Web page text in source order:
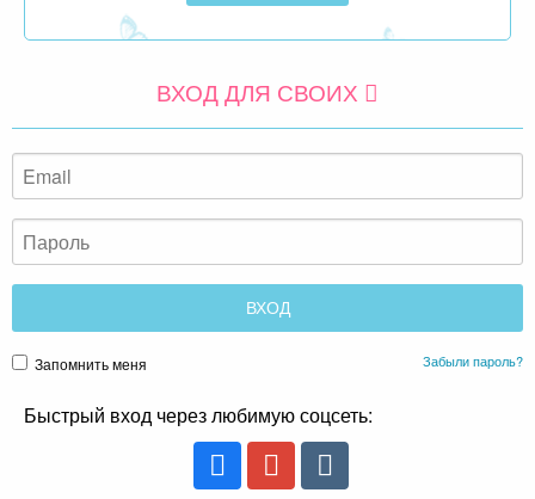
ВХОД ДЛЯ СВОИХ
Запомнить меня Забыли пароль?
Быстрый вход через любимую соцсеть: